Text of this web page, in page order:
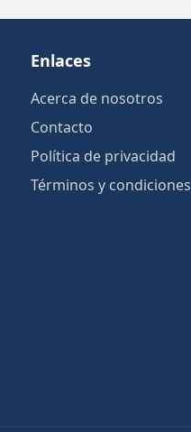
Enlaces
Acerca de nosotros
Contacto
Política de privacidad
Términos y condiciones